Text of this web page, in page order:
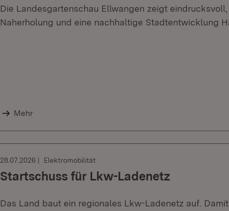
Die Landesgartenschau Ellwangen zeigt
Naherholung und eine nachhaltige Stadtentwicklung
Mehr
28.07.2026 Elektromobilität
Startschuss für Lkw-Ladenetz
Das Land baut ein regionales Lkw-Ladenetz auf.